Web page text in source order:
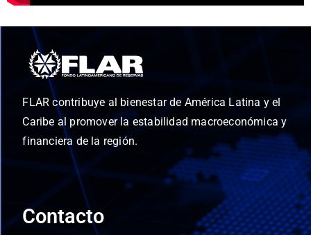
FLAR contribuye al bienestar de América Latina y el
Caribe al promover la estabilidad macroeconómica y
financiera de la región.
Contacto